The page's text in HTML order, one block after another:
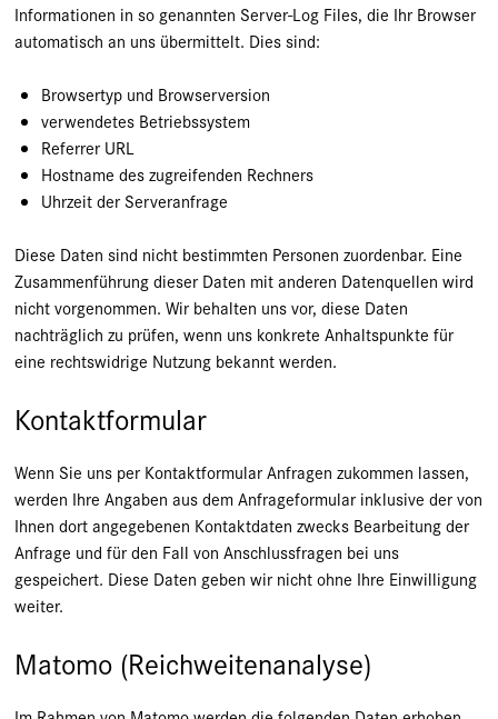
Informationen in so genannten Server-Log Files, die Ihr Browser
automatisch an uns übermittelt. Dies sind:
Browsertyp und Browserversion
verwendetes Betriebssystem
Referrer URL
Hostname des zugreifenden Rechners
Uhrzeit der Serveranfrage
Diese Daten sind nicht bestimmten Personen zuordenbar. Eine
Zusammenführung dieser Daten mit anderen Datenquellen wird
nicht vorgenommen. Wir behalten uns vor, diese Daten
nachträglich zu prüfen, wenn uns konkrete Anhaltspunkte für
eine rechtswidrige Nutzung bekannt werden.
Kontaktformular
Wenn Sie uns per Kontaktformular Anfragen zukommen lassen,
werden Ihre Angaben aus dem Anfrageformular inklusive der von
Ihnen dort angegebenen Kontaktdaten zwecks Bearbeitung der
Anfrage und für den Fall von Anschlussfragen bei uns
gespeichert. Diese Daten geben wir nicht ohne Ihre Einwilligung
weiter.
Matomo (Reichweitenanalyse)